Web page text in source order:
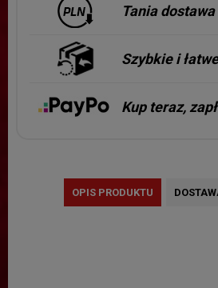
Tania dostawa
Szybkie i
Kup teraz,
OPIS PRODUKTU